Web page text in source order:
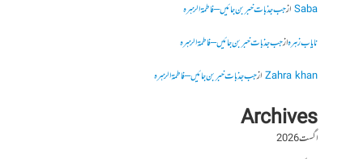
Sabaازجب جذبات خبر بن جائیں – فاطمۃالزہرہ
نایاب زہرہازجب جذبات خبر بن جائیں – فاطمۃالزہرہ
Zahra khanازجب جذبات خبر بن جائیں – فاطمۃالزہرہ
Archives
اگست 2026